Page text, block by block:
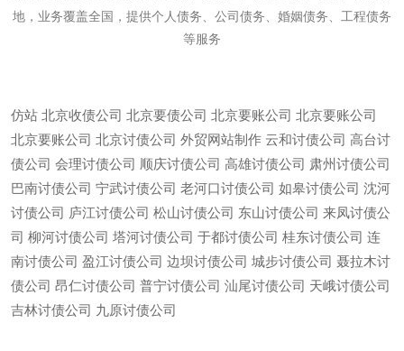
地，业务覆盖全国，提供个人债务、公司债务、婚姻债务、工程债务
等服务
仿站 北京收债公司 北京要债公司 北京要账公司 北京要账公司
北京要账公司 北京讨债公司 外贸网站制作 云和讨债公司 高台讨
债公司 会理讨债公司 顺庆讨债公司 高雄讨债公司 肃州讨债公司
巴南讨债公司 宁武讨债公司 老河口讨债公司 如皋讨债公司 沈河
讨债公司 庐江讨债公司 松山讨债公司 东山讨债公司 来凤讨债公
司 柳河讨债公司 塔河讨债公司 于都讨债公司 桂东讨债公司 连
南讨债公司 盈江讨债公司 边坝讨债公司 城步讨债公司 聂拉木讨
债公司 昂仁讨债公司 普宁讨债公司 汕尾讨债公司 天峨讨债公司
吉林讨债公司 九原讨债公司
微信13685747439